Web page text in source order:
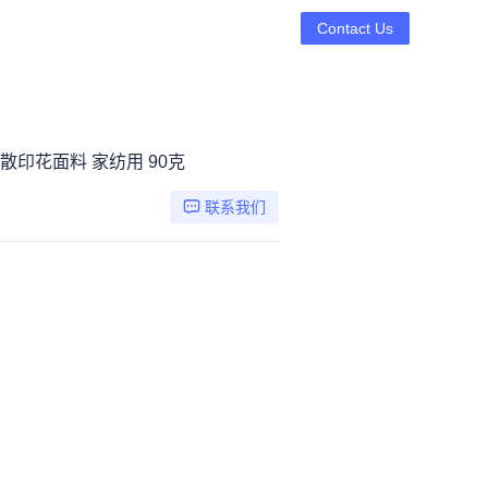
Contact Us
印花面料 家纺用 90克
联系我们